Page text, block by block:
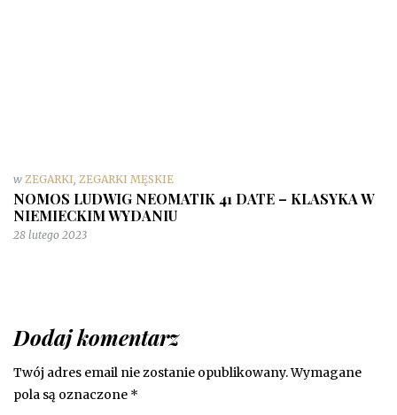
w ZEGARKI ZEGARKI MĘSKIE
NOMOS LUDWIG NEOMATIK 41 DATE – KLASYKA W
NIEMIECKIM WYDANIU
28 lutego 2023
Dodaj komentarz
Twój adres email nie zostanie opublikowany.Wymagane
pola są oznaczone *